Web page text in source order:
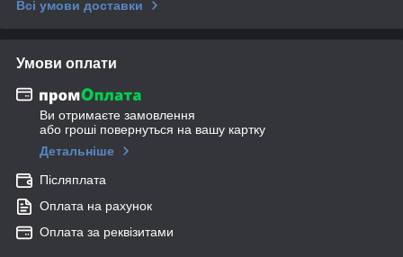
Всі умови доставки
Умови оплати
Ви отримаєте замовлення
або гроші повернуться на вашу картку
Детальніше
Післяплата
Оплата на рахунок
Оплата за реквізитами